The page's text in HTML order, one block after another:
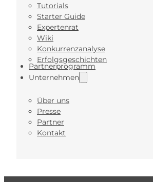
Tutorials
Starter Guide
Expertenrat
Wiki
Konkurrenzanalyse
Erfolgsgeschichten
Partnerprogramm
Unternehmen
Über uns
Presse
Partner
Kontakt